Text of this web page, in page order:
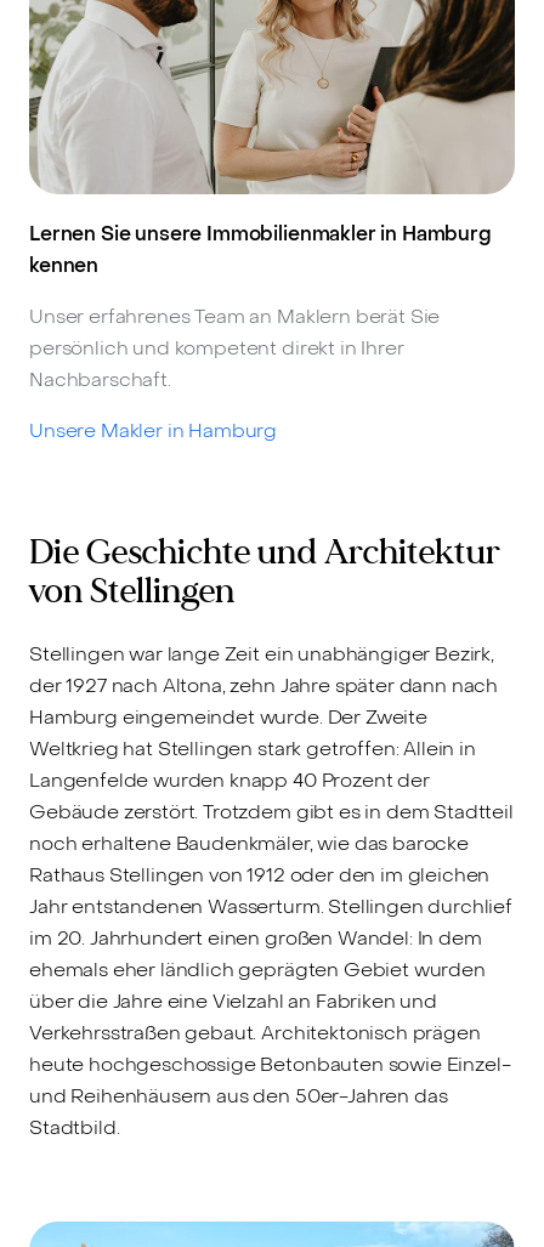
Lernen Sie unsere Immobilienmakler in Hamburg
kennen
Unser erfahrenes Team an Maklern berät Sie
persönlich und kompetent direkt in Ihrer
Nachbarschaft.
Unsere Makler in Hamburg
Die Geschichte und Architektur
von Stellingen
Stellingen war lange Zeit ein unabhängiger Bezirk,
der 1927 nach Altona, zehn Jahre später dann nach
Hamburg eingemeindet wurde. Der Zweite
Weltkrieg hat Stellingen stark getroffen: Allein in
Langenfelde wurden knapp 40 Prozent der
Gebäude zerstört. Trotzdem gibt es in dem Stadtteil
noch erhaltene Baudenkmäler, wie das barocke
Rathaus Stellingen von 1912 oder den im gleichen
Jahr entstandenen Wasserturm. Stellingen durchlief
im 20. Jahrhundert einen großen Wandel: In dem
ehemals eher ländlich geprägten Gebiet wurden
über die Jahre eine Vielzahl an Fabriken und
Verkehrsstraßen gebaut. Architektonisch prägen
heute hochgeschossige Betonbauten sowie Einzel-
und Reihenhäusern aus den 50er-Jahren das
Stadtbild.